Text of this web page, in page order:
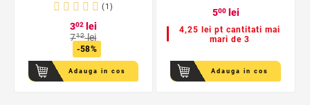
(1)
302lei
712lei
-58%
Adauga in cos
500lei
4,25 lei pt cantitati mai
mari de 3
Adauga in cos